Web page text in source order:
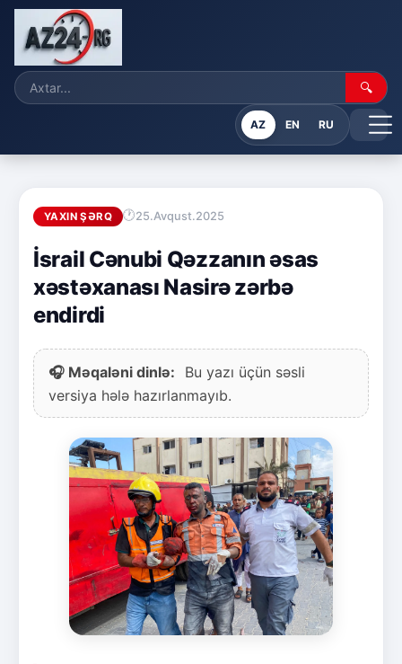
🔍
AZ EN RU
YAXIN ŞƏRQ 25.Avqust.2025
İsrail Cənubi Qəzzanın əsas
xəstəxanası Nasirə zərbə
endirdi
🎧 Məqaləni dinlə:
Bu yazı üçün səsli
versiya hələ hazırlanmayıb.